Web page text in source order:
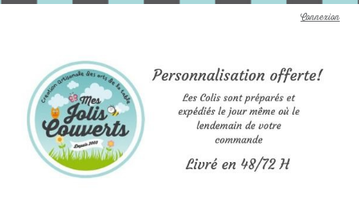
Connexion